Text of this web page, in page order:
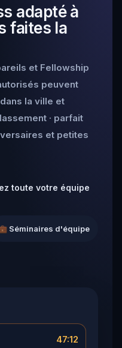
adapté à
faites la
et Fellowship
peuvent
la ville et
· parfait
et petites
toute votre équipe
Séminaires d'équipe
47:12